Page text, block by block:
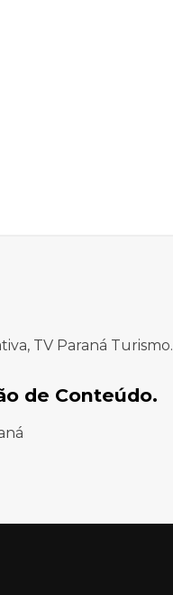
TV Paraná Turismo.
de Conteúdo.